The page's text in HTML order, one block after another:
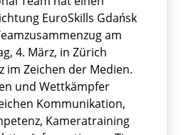
EuroSkills Gdańsk
am
4. März, in Zürich
im Zeichen der Medien.
und Wettkämpfer
Kommunikation,
Kameratraining